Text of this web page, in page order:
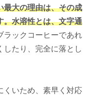
最大の理由は、その成
。水溶性とは、文字通
ラックコーヒーであれ
したり、完全に落とし
くいため、素早く対応